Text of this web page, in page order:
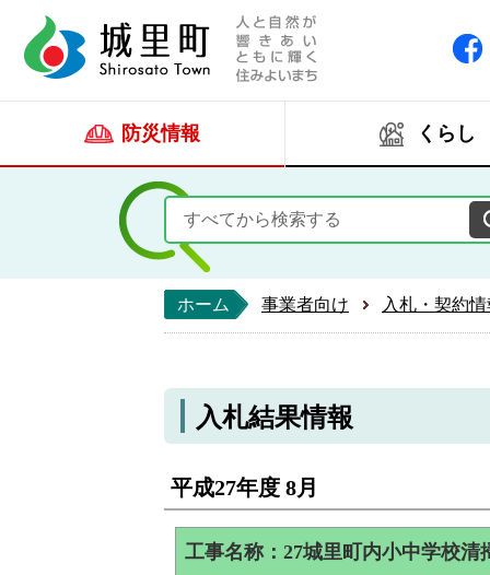
防災情報 くらし
ホーム 事業者向け 入札・契約
入札結果情報
平成27年度 8月
工事名称：27城里町内小中学校清